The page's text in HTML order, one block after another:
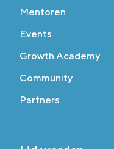
Mentoren
Events
Growth Academy
Community
Partners